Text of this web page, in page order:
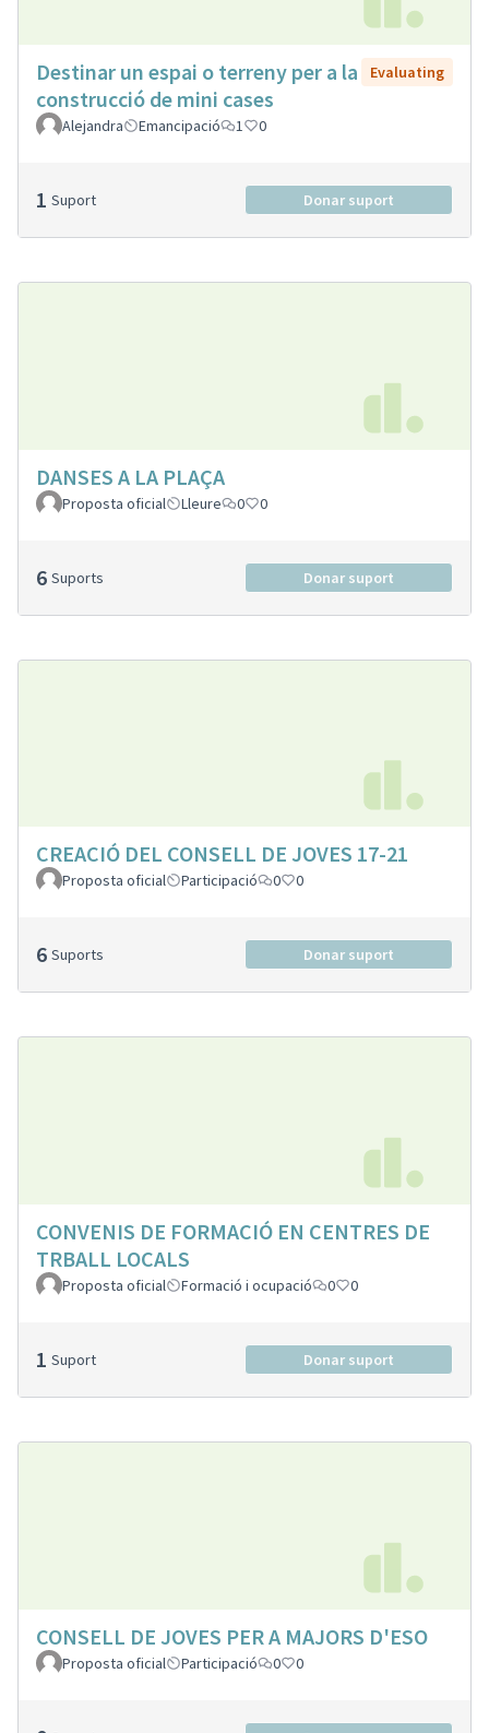
Destinar un espai o terreny per a la
construcció de mini cases
Evaluating
Alejandra Emancipació 1 0
1 Suport Donar suport
DANSES A LA PLAÇA
Proposta oficial Lleure 0 0
6 Suports Donar suport
CREACIÓ DEL CONSELL DE JOVES 17-21
Proposta oficial Participació 0 0
6 Suports Donar suport
CONVENIS DE FORMACIÓ EN CENTRES DE
TRBALL LOCALS
Proposta oficial Formació i ocupació 0 0
1 Suport Donar suport
CONSELL DE JOVES PER A MAJORS D'ESO
Proposta oficial Participació 0 0